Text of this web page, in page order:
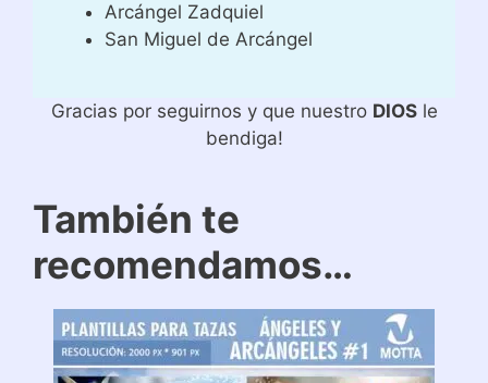
Arcángel Zadquiel
San Miguel de Arcángel
Gracias por seguirnos y que nuestro DIOSle
bendiga!
También te
recomendamos…